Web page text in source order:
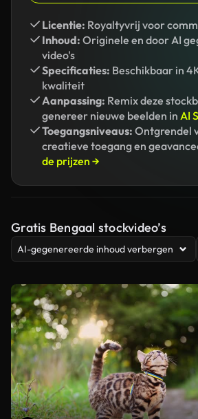
Licentie: Royaltyvrij voor
Inhoud: Originele en door AI
video's
Specificaties: Beschikbaar in
kwaliteit
Aanpassing: Remix deze
genereer nieuwe beelden in AI
Toegangsniveaus: Ontgrendel
creatieve toegang en
de prijzen →
Gratis Bengaal stockvideo’s
AI-gegenereerde inhoud verbergen